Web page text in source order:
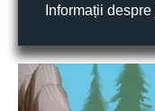
Informații